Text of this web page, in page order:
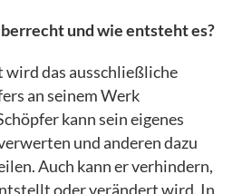
und wie entsteht es?
wird das ausschließliche
an seinem Werk
kann sein eigenes
und anderen dazu
Auch kann er verhindern,
oder verändert wird. In